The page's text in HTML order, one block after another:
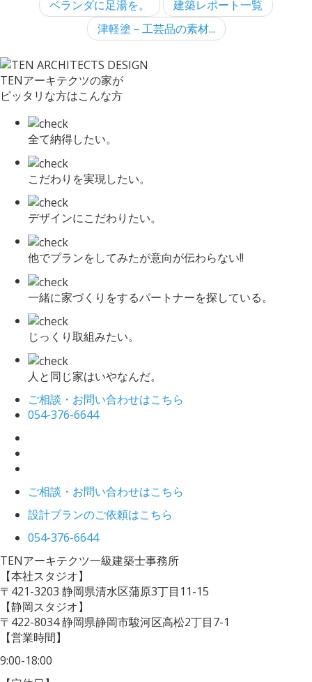
ベランダに足湯を。
建築レポート一覧
津軽塗－工芸品の素材...
TENアーキテクツの家が
ピッタリな方はこんな方
全て納得したい。
こだわりを実現したい。
デザインにこだわりたい。
他でプランをしてみたが意向が伝わらない!!
一緒に家づくりをするパートナーを探している。
じっくり取組みたい。
人と同じ家はいやなんだ。
ご相談・お問い合わせはこちら
054-376-6644
ご相談・お問い合わせはこちら
設計プランのご依頼はこちら
054-376-6644
TENアーキテクツ一級建築士事務所
【本社スタジオ】
〒421-3203 静岡県清水区蒲原3丁目11-15
【静岡スタジオ】
〒422-8034静岡県静岡市駿河区高松2丁目7-1
【営業時間】
9:00-18:00